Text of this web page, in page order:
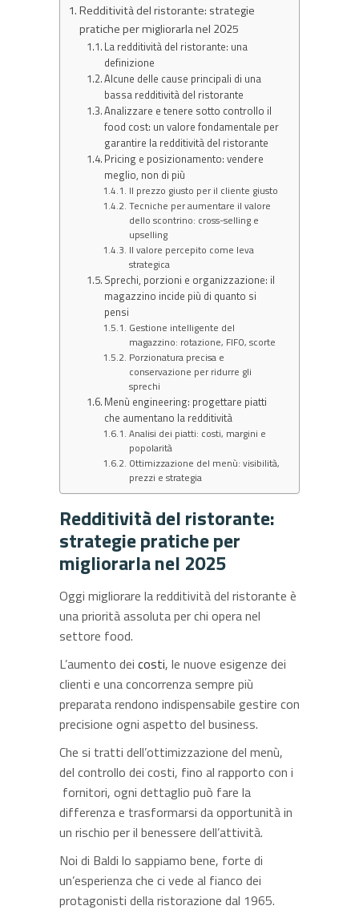
Redditività del ristorante: strategie
pratiche per migliorarla nel 2025
La redditività del ristorante: una
definizione
Alcune delle cause principali di una
bassa redditività del ristorante
Analizzare e tenere sotto controllo il
food cost: un valore fondamentale per
garantire la redditività del ristorante
Pricing e posizionamento: vendere
meglio, non di più
Il prezzo giusto per il cliente giusto
Tecniche per aumentare il valore
dello scontrino: cross-selling e
upselling
Il valore percepito come leva
strategica
Sprechi, porzioni e organizzazione: il
magazzino incide più di quanto si
pensi
Gestione intelligente del
magazzino: rotazione, FIFO, scorte
Porzionatura precisa e
conservazione per ridurre gli
sprechi
Menù engineering: progettare piatti
che aumentano la redditività
Analisi dei piatti: costi, margini e
popolarità
Ottimizzazione del menù: visibilità,
prezzi e strategia
Redditività del ristorante:
strategie pratiche per
migliorarla nel 2025
Oggi migliorare la redditività del ristorante è
una priorità assoluta per chi opera nel
settore food.
L’aumento dei costi, le nuove esigenze dei
clienti e una concorrenza sempre più
preparata rendono indispensabile gestire con
precisione ogni aspetto del business.
Che si tratti dell’ottimizzazione del menù,
del controllo dei costi, fino al rapporto con i
fornitori, ogni dettaglio può fare la
differenza e trasformarsi da opportunità in
un rischio per il benessere dell’attività.
Noi di Baldi lo sappiamo bene, forte di
un’esperienza che ci vede al fianco dei
protagonisti della ristorazione dal 1965.